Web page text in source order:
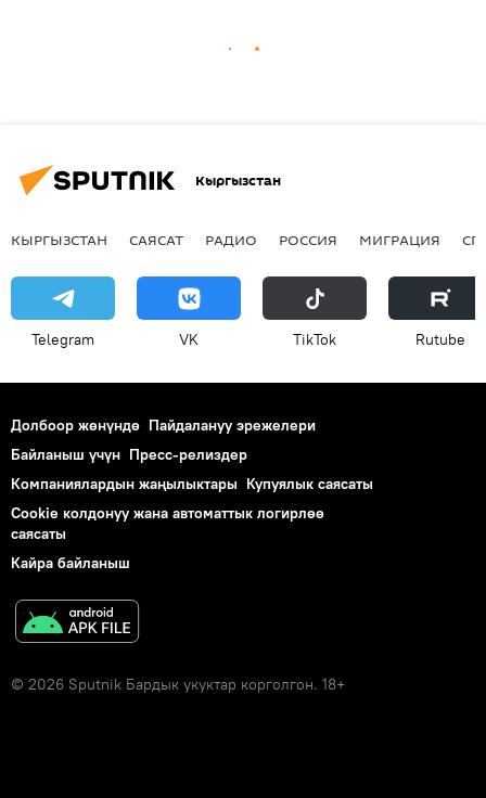
Кыргызстан
КЫРГЫЗСТАН САЯСАТ РАДИО РОССИЯ МИГРАЦИЯ
Telegram VK ТikТоk Rutube
Долбоор жөнүндө Пайдалануу эрежелери
Байланыш үчүн Пресс-релиздер
Компаниялардын жаңылыктары Купуялык саясаты
Cookie колдонуу жана автоматтык логирлөө
саясаты
Кайра байланыш
© 2026 Sputnik Бардык укуктар корголгон. 18+